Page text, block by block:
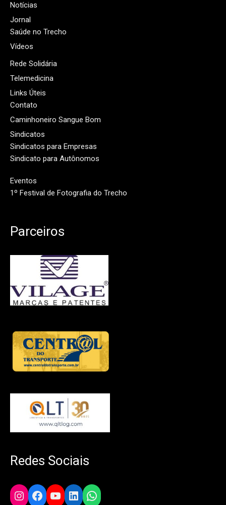
Notícias
Jornal
Saúde no Trecho
Vídeos
Rede Solidária
Telemedicina
Links Úteis
Contato
Caminhoneiro Sangue Bom
Sindicatos
Sindicatos para Empresas
Sindicato para Autônomos
Eventos
1º Festival de Fotografia do Trecho
Parceiros
Redes Sociais
Instagram
Facebook
YouTube
LinkedIn
WhatsApp